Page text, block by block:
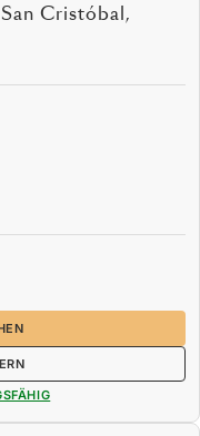
Cristóbal,